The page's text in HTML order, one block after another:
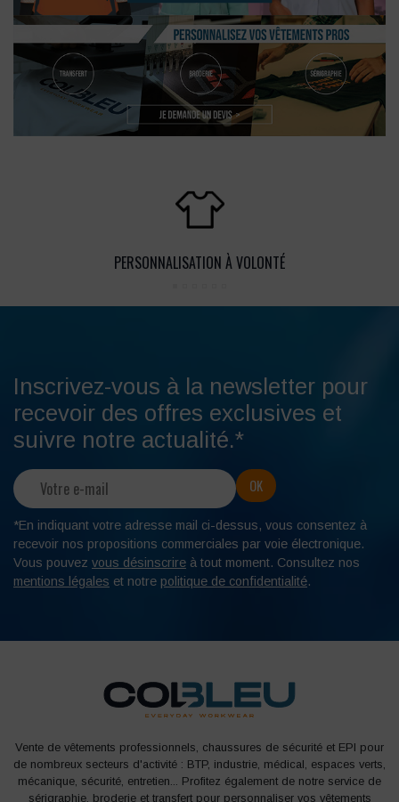
PERSONNALISATION À VOLONTÉ
Inscrivez-vous à la newsletter pour
recevoir des offres exclusives et
suivre notre actualité.*
*En indiquant votre adresse mail ci-dessus, vous consentez à
recevoir nos propositions commerciales par voie électronique.
Vous pouvez vous désinscrire à tout moment. Consultez nos
mentions légales et notre politique de confidentialité.
Vente de vêtements professionnels, chaussures de sécurité et EPI pour
de nombreux secteurs d'activité : BTP, industrie, médical, espaces verts,
mécanique, sécurité, entretien... Profitez également de notre service de
sérigraphie, broderie et transfert pour personnaliser vos vêtements